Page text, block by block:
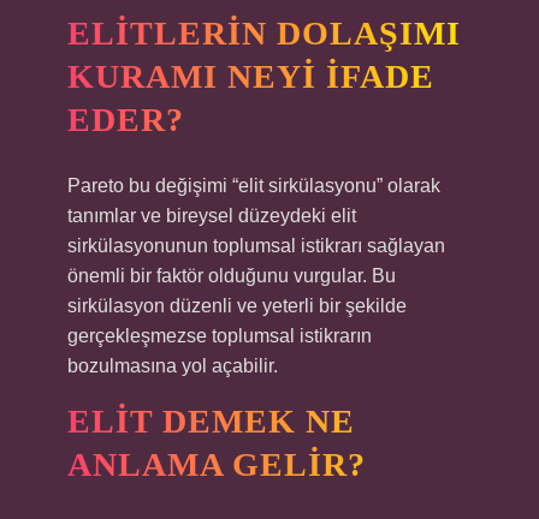
ELITLERIN DOLAŞIMI
KURAMI NEYI IFADE
EDER?
Pareto bu değişimi “elit sirkülasyonu” olarak
tanımlar ve bireysel düzeydeki elit
sirkülasyonunun toplumsal istikrarı sağlayan
önemli bir faktör olduğunu vurgular. Bu
sirkülasyon düzenli ve yeterli bir şekilde
gerçekleşmezse toplumsal istikrarın
bozulmasına yol açabilir.
ELIT DEMEK NE
ANLAMA GELIR?